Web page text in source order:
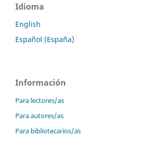
Idioma
English
Español (España)
Información
Para lectores/as
Para autores/as
Para bibliotecarios/as